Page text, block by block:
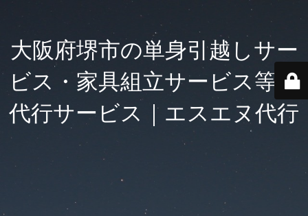
大阪府堺市の単身引越しサー
ビス・家具組立サービス等の
代行サービス｜エスエヌ代行